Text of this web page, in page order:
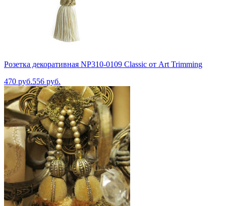
Розетка декоративная NP310-0109 Classic от Art Trimming
470 руб.556 руб.